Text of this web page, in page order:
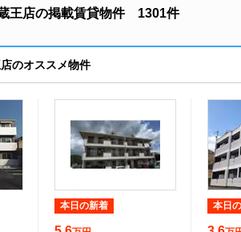
王店の掲載賃貸物件 1301件
のオススメ物件
本日の新着 本日